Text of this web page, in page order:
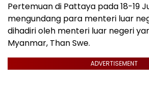
Pertemuan di Pattaya pada 18-19
mengundang para menteri luar
dihadiri oleh menteri luar negeri
Myanmar, Than Swe.
ADVERTISEMENT